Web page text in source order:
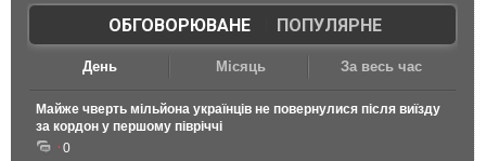
ОБГОВОРЮВАНЕ| ПОПУЛЯРНЕ
День Місяць За весь час
Майже чверть мільйона українців не повернулися після виїзду
за кордон у першому півріччі
0